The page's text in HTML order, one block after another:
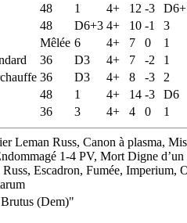
48 1 4+ 12 -3
48 D6+3 4+ 10 -1 3
Mêlée 6 4+ 7 0
1
36 D3 4+ 7 -2 1
36 D3 4+ 8 -3 2
48 1 4+ 14 -3 D6
36 3 4+ 4 0 1
Leman Russ, Canon à plasma,
1-4 PV, Mort Digne
Escadron, Fumée, Imperium,
(Dem)"